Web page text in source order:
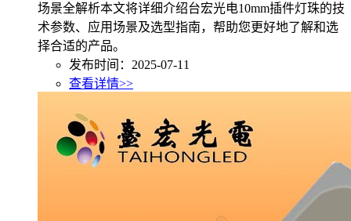
场景全解析本文将详细介绍台宏光电10mm插件灯珠的技
术参数、应用场景及选型指南，帮助您更好地了解和选
择合适的产品。
发布时间：2025-07-11
查看详情>>